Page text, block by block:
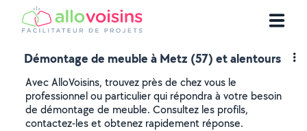
Démontage de meuble à Metz (57) et alentours
Avec AlloVoisins, trouvez près de chez vous le
professionnel ou particulier qui répondra à votre besoin
de démontage de meuble. Consultez les profils,
contactez-les et obtenez rapidement réponse.